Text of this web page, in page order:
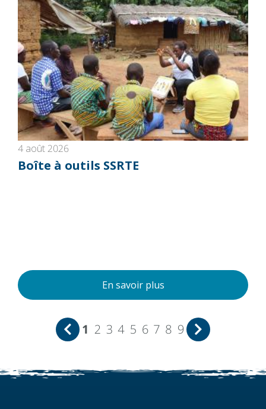
4 août 2026
Boîte à outils SSRTE
En savoir plus
1 2 3 4 5 6 7 8 9